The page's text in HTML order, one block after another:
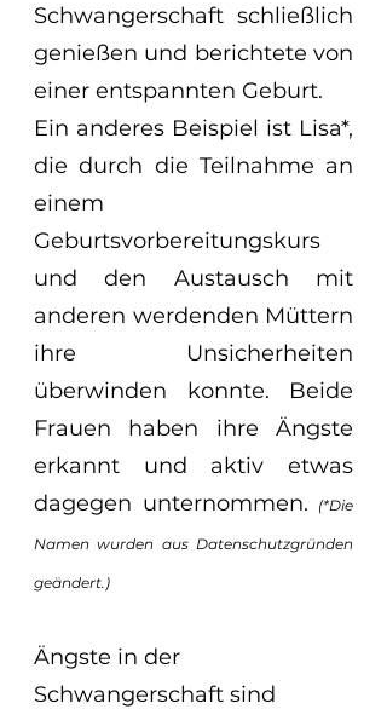
Schwangerschaft schließlich
genießen und berichtete von
einer entspannten Geburt.
Ein anderes Beispiel ist Lisa*,
die durch die Teilnahme an
einem
Geburtsvorbereitungskurs
und den Austausch mit
anderen werdenden Müttern
ihre Unsicherheiten
überwinden konnte. Beide
Frauen haben ihre Ängste
erkannt und aktiv etwas
dagegen unternommen.
(*Die
Namen wurden aus Datenschutzgründen
geändert.)
Ängste in der
Schwangerschaft sind